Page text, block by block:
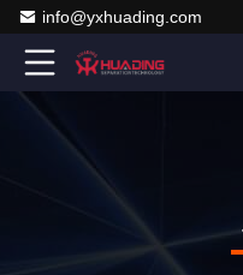
info@yxhuading.com